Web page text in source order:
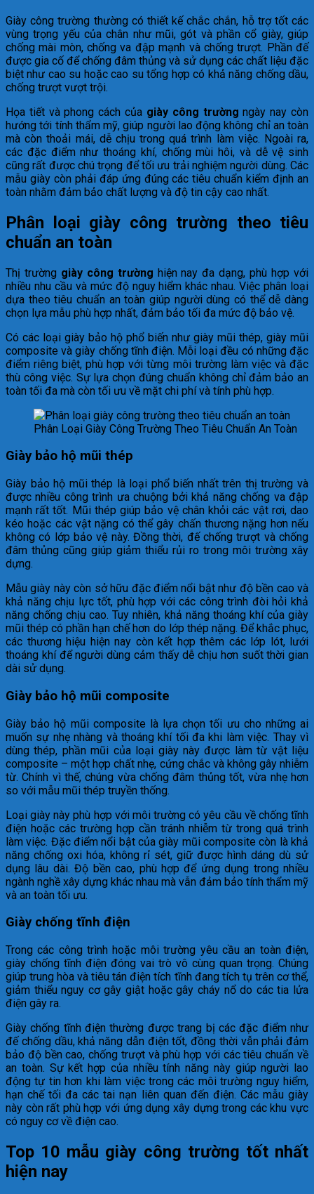
Giày công trường thường có thiết kế chắc chắn, hỗ trợ tốt các
vùng trọng yếu của chân như mũi, gót và phần cổ giày, giúp
chống mài mòn, chống va đập mạnh và chống trượt. Phần đế
được gia cố để chống đâm thủng và sử dụng các chất liệu đặc
biệt như cao su hoặc cao su tổng hợp có khả năng chống dầu,
chống trượt vượt trội.
Họa tiết và phong cách của giày công trường ngày nay còn
hướng tới tính thẩm mỹ, giúp người lao động không chỉ an toàn
mà còn thoải mái, dễ chịu trong quá trình làm việc. Ngoài ra,
các đặc điểm như thoáng khí, chống mùi hôi, và dễ vệ sinh
cũng rất được chú trọng để tối ưu trải nghiệm người dùng. Các
mẫu giày còn phải đáp ứng đúng các tiêu chuẩn kiểm định an
toàn nhằm đảm bảo chất lượng và độ tin cậy cao nhất.
Phân loại giày công trường theo tiêu
chuẩn an toàn
Thị trường giày công trường hiện nay đa dạng, phù hợp với
nhiều nhu cầu và mức độ nguy hiểm khác nhau. Việc phân loại
dựa theo tiêu chuẩn an toàn giúp người dùng có thể dễ dàng
chọn lựa mẫu phù hợp nhất, đảm bảo tối đa mức độ bảo vệ.
Có các loại giày bảo hộ phổ biến như giày mũi thép, giày mũi
composite và giày chống tĩnh điện. Mỗi loại đều có những đặc
điểm riêng biệt, phù hợp với từng môi trường làm việc và đặc
thù công việc. Sự lựa chọn đúng chuẩn không chỉ đảm bảo an
toàn tối đa mà còn tối ưu về mặt chi phí và tính phù hợp.
Phân Loại Giày Công Trường Theo Tiêu Chuẩn An Toàn
Giày bảo hộ mũi thép
Giày bảo hộ mũi thép là loại phổ biến nhất trên thị trường và
được nhiều công trình ưa chuộng bởi khả năng chống va đập
mạnh rất tốt. Mũi thép giúp bảo vệ chân khỏi các vật rơi, dao
kéo hoặc các vật nặng có thể gây chấn thương nặng hơn nếu
không có lớp bảo vệ này. Đồng thời, đế chống trượt và chống
đâm thủng cũng giúp giảm thiểu rủi ro trong môi trường xây
dựng.
Mẫu giày này còn sở hữu đặc điểm nổi bật như độ bền cao và
khả năng chịu lực tốt, phù hợp với các công trình đòi hỏi khả
năng chống chịu cao. Tuy nhiên, khả năng thoáng khí của giày
mũi thép có phần hạn chế hơn do lớp thép nặng. Để khắc phục,
các thương hiệu hiện nay còn kết hợp thêm các lớp lót, lưới
thoáng khí để người dùng cảm thấy dễ chịu hơn suốt thời gian
dài sử dụng.
Giày bảo hộ mũi composite
Giày bảo hộ mũi composite là lựa chọn tối ưu cho những ai
muốn sự nhẹ nhàng và thoáng khí tối đa khi làm việc. Thay vì
dùng thép, phần mũi của loại giày này được làm từ vật liệu
composite – một hợp chất nhẹ, cứng chắc và không gây nhiễm
từ. Chính vì thế, chúng vừa chống đâm thủng tốt, vừa nhẹ hơn
so với mẫu mũi thép truyền thống.
Loại giày này phù hợp với môi trường có yêu cầu về chống tĩnh
điện hoặc các trường hợp cần tránh nhiễm từ trong quá trình
làm việc. Đặc điểm nổi bật của giày mũi composite còn là khả
năng chống oxi hóa, không rỉ sét, giữ được hình dáng dù sử
dụng lâu dài. Độ bền cao, phù hợp để ứng dụng trong nhiều
ngành nghề xây dựng khác nhau mà vẫn đảm bảo tính thẩm mỹ
và an toàn tối ưu.
Giày chống tĩnh điện
Trong các công trình hoặc môi trường yêu cầu an toàn điện,
giày chống tĩnh điện đóng vai trò vô cùng quan trọng. Chúng
giúp trung hòa và tiêu tán điện tích tĩnh đang tích tụ trên cơ thể,
giảm thiểu nguy cơ gây giật hoặc gây cháy nổ do các tia lửa
điện gây ra.
Giày chống tĩnh điện thường được trang bị các đặc điểm như
đế chống dầu, khả năng dẫn điện tốt, đồng thời vẫn phải đảm
bảo độ bền cao, chống trượt và phù hợp với các tiêu chuẩn về
an toàn. Sự kết hợp của nhiều tính năng này giúp người lao
động tự tin hơn khi làm việc trong các môi trường nguy hiểm,
hạn chế tối đa các tai nạn liên quan đến điện. Các mẫu giày
này còn rất phù hợp với ứng dụng xây dựng trong các khu vực
có nguy cơ về điện cao.
Top 10 mẫu giày công trường tốt nhất
hiện nay